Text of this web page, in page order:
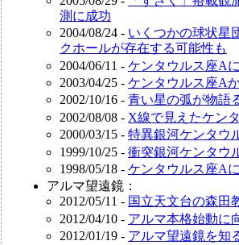
測に成功
2004/08/24 - いくつかの球状星
クホールが存在する可能性も
2004/06/11 - ケンタウルス座A
2003/04/25 - ケンタウルス座A
2002/10/16 - 青い星の弧が物語
2002/08/08 - X線で見えたケン
2000/03/15 - 特異銀河ケンタウ
1999/10/25 - 衝突銀河ケンタウ
1998/05/18 - ケンタウルス座A
アルマ望遠鏡：
2012/05/11 - 国立天文台の森田
2012/04/10 - アルマ本格始動に
2012/01/19 - アルマ望遠鏡を知